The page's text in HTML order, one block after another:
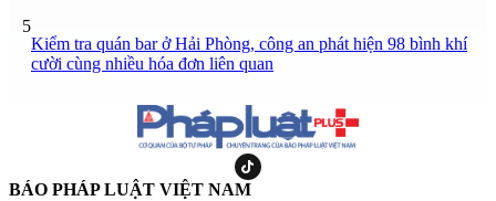
5
Kiểm tra quán bar ở Hải Phòng, công an phát hiện 98 bình khí
cười cùng nhiều hóa đơn liên quan
BÁO PHÁP LUẬT VIỆT NAM